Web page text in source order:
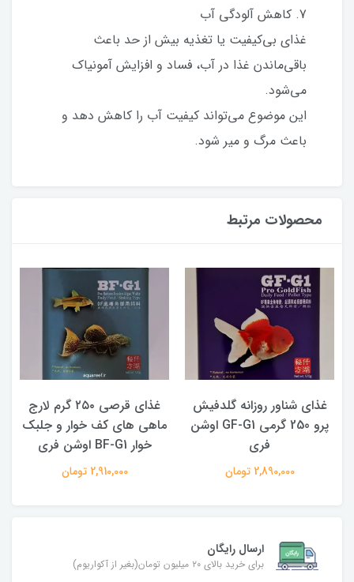
7. کاهش آلودگی آب
غذای بی‌کیفیت یا تغذیه بیش از حد باعث
باقی‌ماندن غذا در آب، فساد و افزایش آمونیاک
می‌شود.
این موضوع می‌تواند کیفیت آب را کاهش دهد و
باعث مرگ و میر شود.
محصولات مرتبط
غذای شناور روزانه گلدفیش
پرو 250 گرمی GF-G1 اوشن
فری
2,890,000 تومان
غذای قرصی ۲۵۰ گرم لارج
ماهی های کف خوار و جلبک
خوار BF-G1 اوشن فری
2,910,000 تومان
ارسال رایگان
برای خرید بالای ۲۰ میلیون تومان(بغیر از آکواریوم)